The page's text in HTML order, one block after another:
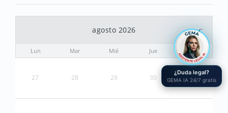
agosto 2026
Lun Mar Mié Jue Vie
27 28 29 30 31
¿Duda legal?
GEMA IA 24/7 gratis